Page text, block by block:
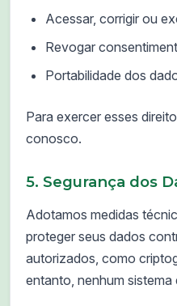
Acessar, corrigir ou
Revogar
Portabilidade dos
Para exercer esses
conosco.
5. Segurança dos
Adotamos medidas
proteger seus dados
autorizados, como
entanto, nenhum sistema